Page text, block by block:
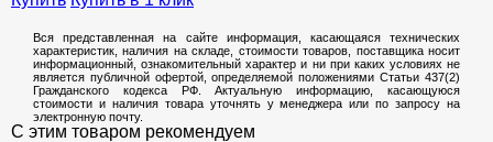
Вся представленная на сайте информация, касающаяся технических
характеристик, наличия на складе, стоимости товаров, поставщика носит
информационный, ознакомительный характер и ни при каких условиях не
является публичной офертой, определяемой положениями Статьи 437(2)
Гражданского кодекса РФ. Актуальную информацию, касающуюся
стоимости и наличия товара уточнять у менеджера или по запросу на
электронную почту.
С этим товаром рекомендуем